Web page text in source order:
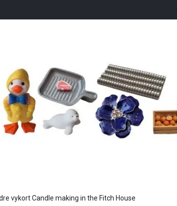
vykort Candle making in the Fitch House